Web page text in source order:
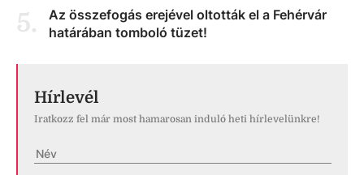
5.
Az összefogás erejével oltották el a Fehérvár
határában tomboló tüzet!
Hírlevél
Iratkozz fel már most hamarosan induló heti hírlevelünkre!